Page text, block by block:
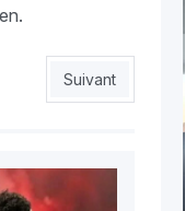
Article suivant :
Suivant